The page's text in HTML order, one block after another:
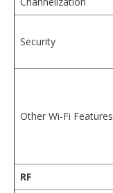
Security
Other Wi-Fi Features
RF